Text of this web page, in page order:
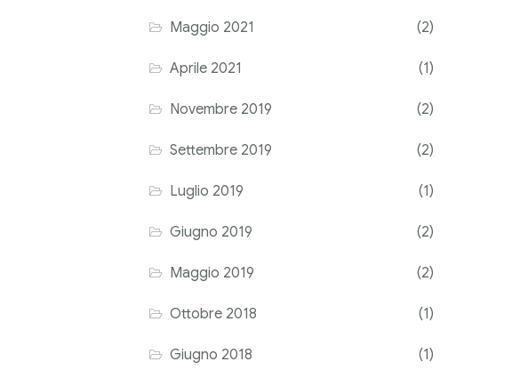
Maggio 2021 (2)
Aprile 2021 (1)
Novembre 2019 (2)
Settembre 2019 (2)
Luglio 2019 (1)
Giugno 2019 (2)
Maggio 2019 (2)
Ottobre 2018 (1)
Giugno 2018 (1)